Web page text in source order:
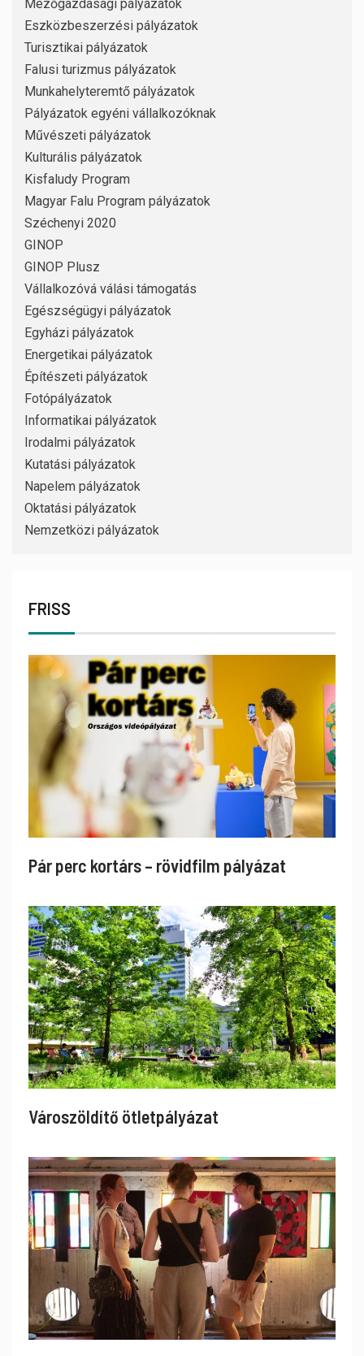
Mezőgazdasági pályázatok
Eszközbeszerzési pályázatok
Turisztikai pályázatok
Falusi turizmus pályázatok
Munkahelyteremtő pályázatok
Pályázatok egyéni vállalkozóknak
Művészeti pályázatok
Kulturális pályázatok
Kisfaludy Program
Magyar Falu Program pályázatok
Széchenyi 2020
GINOP
GINOP Plusz
Vállalkozóvá válási támogatás
Egészségügyi pályázatok
Egyházi pályázatok
Energetikai pályázatok
Építészeti pályázatok
Fotópályázatok
Informatikai pályázatok
Irodalmi pályázatok
Kutatási pályázatok
Napelem pályázatok
Oktatási pályázatok
Nemzetközi pályázatok
FRISS
Pár perc kortárs – rövidfilm pályázat
Városzöldítő ötletpályázat